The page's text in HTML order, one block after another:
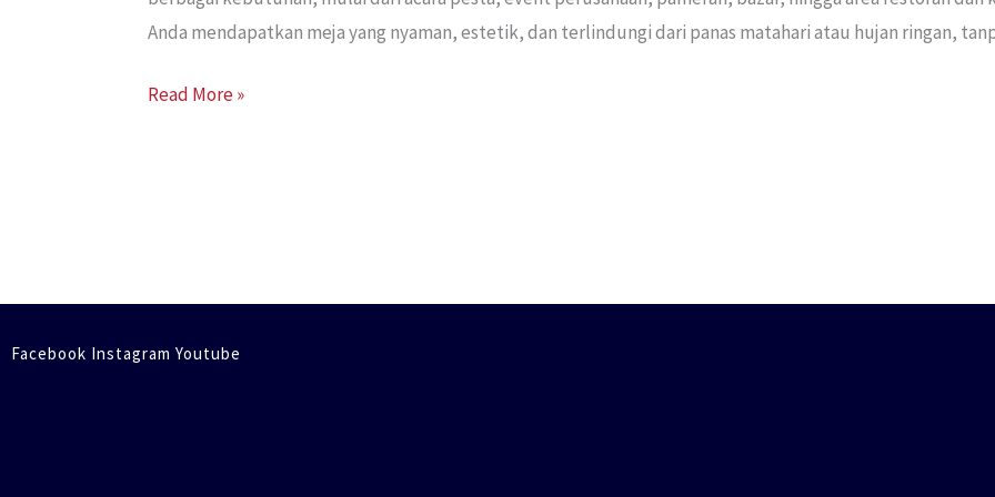
Anda mendapatkan meja yang nyaman, estetik, dan terlindungi dari panas matahari atau hujan ringan,
Read More »
Facebook Instagram Youtube